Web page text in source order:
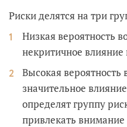
Риски делятся на три
Низкая вероятность
некритичное влияние
Высокая вероятность
значительное
определят группу
привлекать